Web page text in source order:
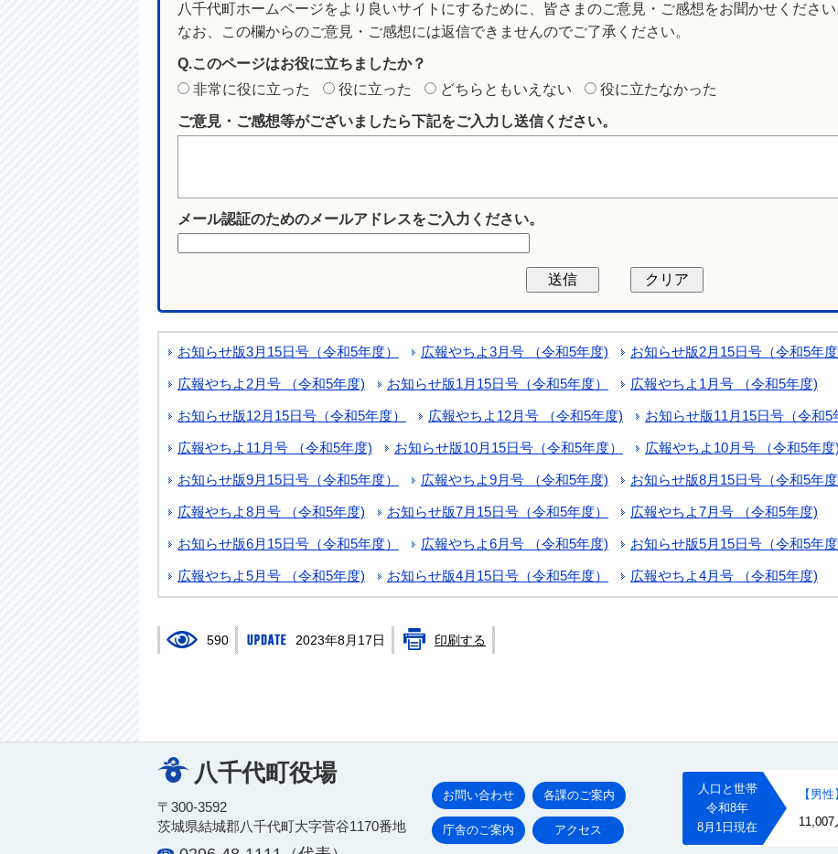
八千代町ホームページをより良いサイトにするために、皆さまのご意見・ご感想をお聞かせください
なお、この欄からのご意見・ご感想には返信できませんのでご了承ください。
Q.このページはお役に立ちましたか？
非常に役に立った
役に立った どちらともいえない 役に立たなかった
ご意見・ご感想等がございましたら下記をご入力し送信ください。
メール認証のためのメールアドレスをご入力ください。
お知らせ版3月15日号（令和5年度） 広報やちよ3月号 （令和5年度) お知らせ版2月15日号（令和5年度
広報やちよ2月号 （令和5年度) お知らせ版1月15日号（令和5年度） 広報やちよ1月号 （令和5年度)
お知らせ版12月15日号（令和5年度） 広報やちよ12月号 （令和5年度) お知らせ版11月15日号（令和5
広報やちよ11月号 （令和5年度) お知らせ版10月15日号（令和5年度） 広報やちよ10月号 （令和5年度)
お知らせ版9月15日号（令和5年度） 広報やちよ9月号 （令和5年度) お知らせ版8月15日号（令和5年度
広報やちよ8月号 （令和5年度) お知らせ版7月15日号（令和5年度） 広報やちよ7月号 （令和5年度)
お知らせ版6月15日号（令和5年度） 広報やちよ6月号 （令和5年度) お知らせ版5月15日号（令和5年度
広報やちよ5月号 （令和5年度) お知らせ版4月15日号（令和5年度） 広報やちよ4月号 （令和5年度)
590 2023年8月17日 印刷する
八千代町役場
〒300-3592
茨城県結城郡八千代町大字菅谷1170番地
お問い合わせ 各課のご案内
庁舎のご案内 アクセス